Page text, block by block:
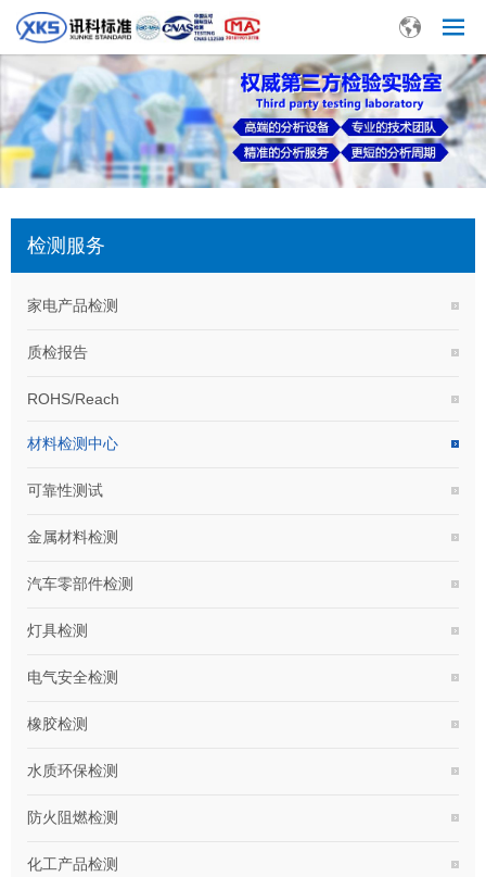
检测服务
家电产品检测
质检报告
ROHS/Reach
材料检测中心
可靠性测试
金属材料检测
汽车零部件检测
灯具检测
电气安全检测
橡胶检测
水质环保检测
防火阻燃检测
化工产品检测